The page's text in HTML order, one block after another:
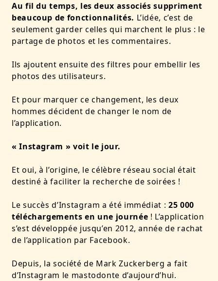
Au fil du temps, les deux associés suppriment
beaucoup de fonctionnalités. L’idée, c’est de
seulement garder celles qui marchent le plus : le
partage de photos et les commentaires.
Ils ajoutent ensuite des filtres pour embellir les
photos des utilisateurs.
Et pour marquer ce changement, les deux
hommes décident de changer le nom de
l’application.
« Instagram » voit le jour.
Et oui, à l’origine, le célèbre réseau social était
destiné à faciliter la recherche de soirées !
Le succès d’Instagram a été immédiat : 25 000
téléchargements en une journée ! L’application
s’est développée jusqu’en 2012, année de rachat
de l’application par Facebook.
Depuis, la société de Mark Zuckerberg a fait
d’Instagram le mastodonte d’aujourd’hui.